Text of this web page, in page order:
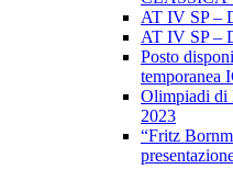
AT IV SP –
AT IV SP –
Posto
temporanea
Olimpiadi di
2023
“Fritz